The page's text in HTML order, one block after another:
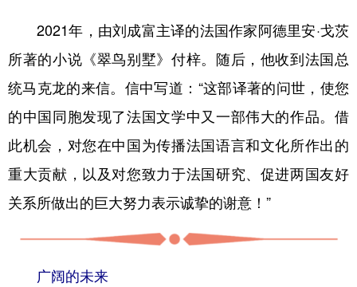
2021年，由刘成富主译的法国作家阿德里安·戈茨
所著的小说《翠鸟别墅》付梓。随后，他收到法国总
统马克龙的来信。信中写道：“这部译著的问世，使您
的中国同胞发现了法国文学中又一部伟大的作品。借
此机会，对您在中国为传播法国语言和文化所作出的
重大贡献，以及对您致力于法国研究、促进两国友好
关系所做出的巨大努力表示诚挚的谢意！”
广阔的未来